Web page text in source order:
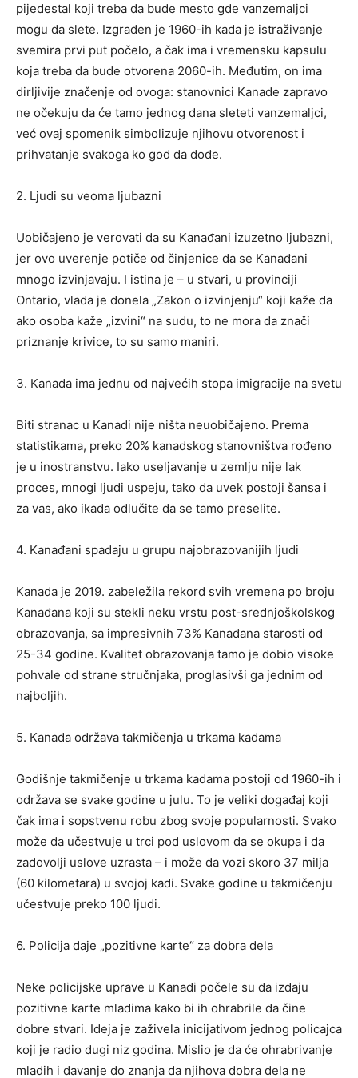
pijedestal koji treba da bude mesto gde vanzemaljci
mogu da slete. Izgrađen je 1960-ih kada je istraživanje
svemira prvi put počelo, a čak ima i vremensku kapsulu
koja treba da bude otvorena 2060-ih. Međutim, on ima
dirljivije značenje od ovoga: stanovnici Kanade zapravo
ne očekuju da će tamo jednog dana sleteti vanzemaljci,
već ovaj spomenik simbolizuje njihovu otvorenost i
prihvatanje svakoga ko god da dođe.
2. Ljudi su veoma ljubazni
Uobičajeno je verovati da su Kanađani izuzetno ljubazni,
jer ovo uverenje potiče od činjenice da se Kanađani
mnogo izvinjavaju. I istina je – u stvari, u provinciji
Ontario, vlada je donela „Zakon o izvinjenju“ koji kaže da
ako osoba kaže „izvini“ na sudu, to ne mora da znači
priznanje krivice, to su samo maniri.
3. Kanada ima jednu od najvećih stopa imigracije na svetu
Biti stranac u Kanadi nije ništa neuobičajeno. Prema
statistikama, preko 20% kanadskog stanovništva rođeno
je u inostranstvu. Iako useljavanje u zemlju nije lak
proces, mnogi ljudi uspeju, tako da uvek postoji šansa i
za vas, ako ikada odlučite da se tamo preselite.
4. Kanađani spadaju u grupu najobrazovanijih ljudi
Kanada je 2019. zabeležila rekord svih vremena po broju
Kanađana koji su stekli neku vrstu post-srednjoškolskog
obrazovanja, sa impresivnih 73% Kanađana starosti od
25-34 godine. Kvalitet obrazovanja tamo je dobio visoke
pohvale od strane stručnjaka, proglasivši ga jednim od
najboljih.
5. Kanada održava takmičenja u trkama kadama
Godišnje takmičenje u trkama kadama postoji od 1960-ih i
održava se svake godine u julu. To je veliki događaj koji
čak ima i sopstvenu robu zbog svoje popularnosti. Svako
može da učestvuje u trci pod uslovom da se okupa i da
zadovolji uslove uzrasta – i može da vozi skoro 37 milja
(60 kilometara) u svojoj kadi. Svake godine u takmičenju
učestvuje preko 100 ljudi.
6. Policija daje „pozitivne karte“ za dobra dela
Neke policijske uprave u Kanadi počele su da izdaju
pozitivne karte mladima kako bi ih ohrabrile da čine
dobre stvari. Ideja je zaživela inicijativom jednog policajca
koji je radio dugi niz godina. Mislio je da će ohrabrivanje
mladih i davanje do znanja da njihova dobra dela ne